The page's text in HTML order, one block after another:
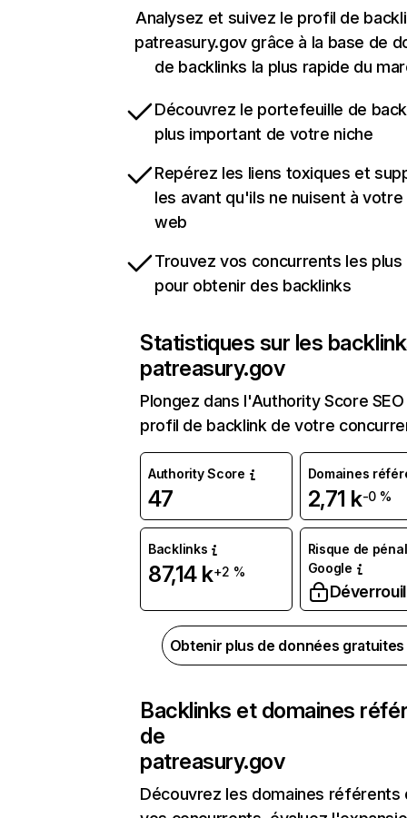
Analysez et suivez le profil de
patreasury.gov grâce à la base de
de backlinks la plus rapide du
Découvrez le portefeuille de
plus important de votre niche
Repérez les liens toxiques et
les avant qu'ils ne nuisent à
web
Trouvez vos concurrents les
pour obtenir des backlinks
Statistiques sur les
patreasury.gov
Plongez dans l'Authority Score
profil de backlink de votre
Authority Score
47
Domaines
2,71 k-0 %
Backlinks
87,14 k+2 %
Risque de
Google
Obtenir plus de données
Backlinks et domaines
de
patreasury.gov
Découvrez les domaines référents